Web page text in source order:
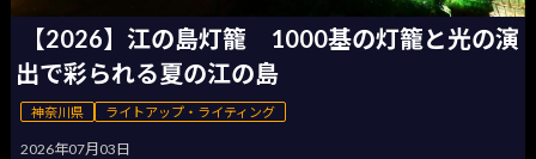
【2026】江の島灯籠 1000基の灯籠と光の演
出で彩られる夏の江の島
神奈川県 ライトアップ・ライティング
2026年07月03日